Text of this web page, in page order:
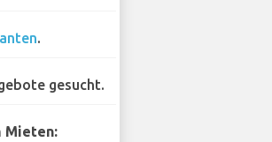
.
gesucht.
Mieten: